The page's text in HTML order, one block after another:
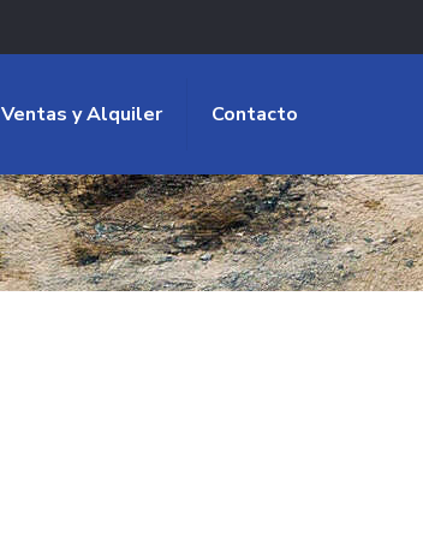
Ventas y Alquiler Contacto